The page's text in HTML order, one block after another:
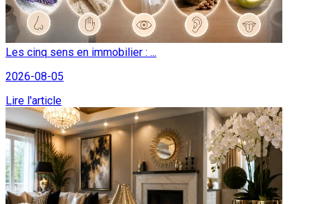
Les cinq sens en immobilier : ...
2026-08-05
Lire l'article